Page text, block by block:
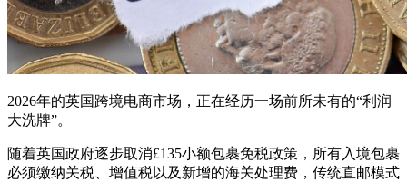
2026年的英国跨境电商市场，正在经历一场前所未有的“利润
大洗牌”。
随着英国政府逐步取消£135小额包裹免税政策，所有入境包裹
必须缴纳关税、增值税以及新增的海关处理费，传统直邮模式